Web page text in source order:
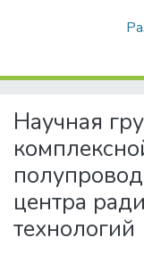
Научная
центра
технологий